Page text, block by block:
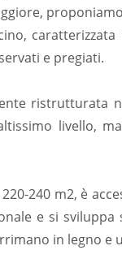
e pregiati.
ristrutturata
livello,
240 m2, è
e si
in legno e